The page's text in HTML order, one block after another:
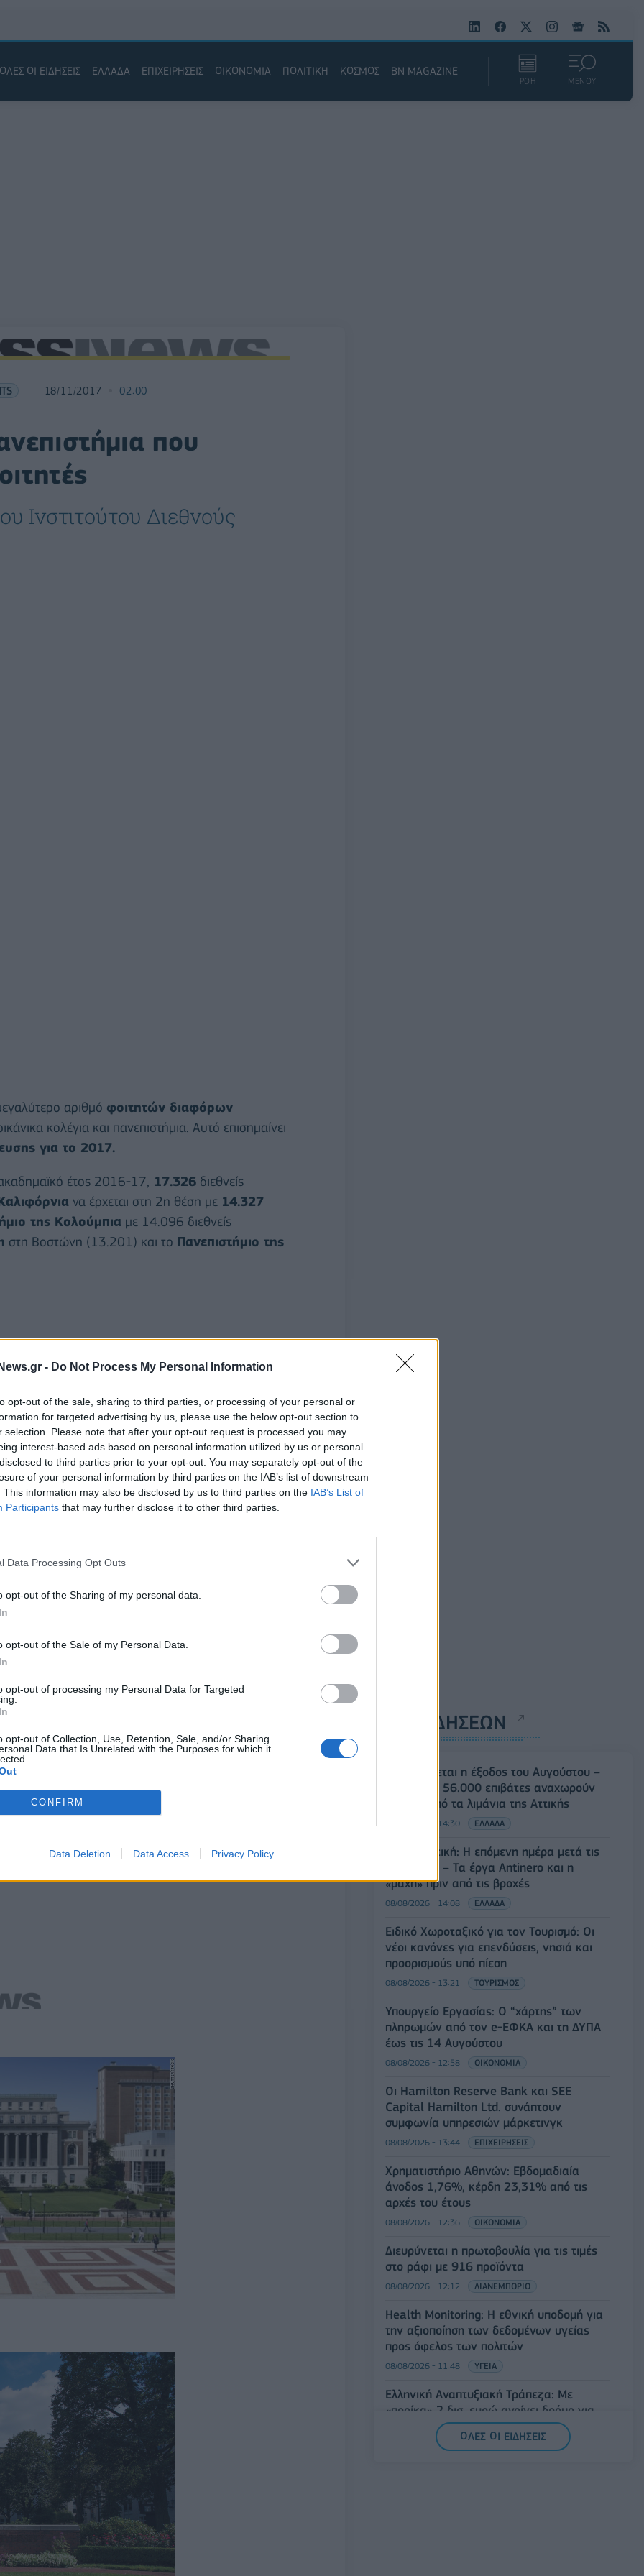
- Do Not Process My Personal Information
opt-out of the sale, sharing to third parties, or processing of your personal or
for targeted advertising by us, please use the below opt-out section to
selection. Please note that after your opt-out request is processed you may
interest-based ads based on personal information utilized by us or personal
to third parties prior to your opt-out. You may separately opt-out of the
of your personal information by third parties on the IAB’s list of downstream
This information may also be disclosed by us to third parties on the IAB’s List of
Participants that may further disclose it to other third parties.
Data Processing Opt Outs
opt-out of the Sharing of my personal data.
opt-out of the Sale of my Personal Data.
opt-out of processing my Personal Data for Targeted
opt-out of Collection, Use, Retention, Sale, and/or Sharing
Data that Is Unrelated with the Purposes for which it
CONFIRM
Data Deletion Data Access Privacy Policy
ΟΛΕΣ ΟΙ ΕΙΔΗΣΕΙΣ ΕΛΛΑΔΑ ΕΠΙΧΕΙΡΗΣΕΙΣ ΟΙΚΟΝΟΜΙΑ ΠΟΛΙΤΙΚΗ ΚΟΣΜΟΣ BN MAGAZINE
ΡΟΗ ΜΕΝΟΥ
18/11/2017 02:00
που
Ινστιτούτου Διεθνούς
αριθμό φοιτητών διαφόρων
κολέγια και πανεπιστήμια. Αυτό επισημαίνει
για το 2017.
έτος 2016-17, 17.326 διεθνείς
να έρχεται στη 2η θέση με 14.327
της Κολούμπια με 14.096 διεθνείς
στη Βοστώνη (13.201) και το Πανεπιστήμιο της
αριθμό διεθνών φοιτητών με12.454
τους αλλοδαπούς φοιτητές που σπουδάζουν
το ακαδημαϊκό έτος 2016-17:
ΡΟΗ ΕΙΔΗΣΕΩΝ
Κορυφώνεται η έξοδος του Αυγούστου –
Πάνω από 56.000 επιβάτες αναχωρούν
σήμερα από τα λιμάνια της Αττικής
08/08/2026 - 14:30 ΕΛΛΑΔΑ
Δυτική Αττική: Η επόμενη ημέρα μετά τις
πυρκαγιές – Τα έργα Antinero και η
«μάχη» πριν από τις βροχές
08/08/2026 - 14:08 ΕΛΛΑΔΑ
Ειδικό Χωροταξικό για τον Τουρισμό: Οι
νέοι κανόνες για επενδύσεις, νησιά και
προορισμούς υπό πίεση
08/08/2026 - 13:21 ΤΟΥΡΙΣΜΟΣ
Υπουργείο Εργασίας: Ο “χάρτης” των
πληρωμών από τον e-ΕΦΚΑ και τη ΔΥΠΑ
έως τις 14 Αυγούστου
08/08/2026 - 12:58 ΟΙΚΟΝΟΜΙΑ
Οι Hamilton Reserve Bank και SEE
Capital Hamilton Ltd. συνάπτουν
συμφωνία υπηρεσιών μάρκετινγκ
08/08/2026 - 13:44 ΕΠΙΧΕΙΡΗΣΕΙΣ
Χρηματιστήριο Αθηνών: Εβδομαδιαία
άνοδος 1,76%, κέρδη 23,31% από τις
αρχές του έτους
08/08/2026 - 12:36 ΟΙΚΟΝΟΜΙΑ
Διευρύνεται η πρωτοβουλία για τις τιμές
στο ράφι με 916 προϊόντα
08/08/2026 - 12:12 ΛΙΑΝΕΜΠΟΡΙΟ
Health Monitoring: Η εθνική υποδομή για
την αξιοποίηση των δεδομένων υγείας
προς όφελος των πολιτών
08/08/2026 - 11:48 ΥΓΕΙΑ
Ελληνική Αναπτυξιακή Τράπεζα: Με
«προίκα» 2 δισ. ευρώ ανοίγει δρόμο για
δάνεια έως 5 δισ. σε μικρομεσαίες
08/08/2026 - 11:22
ΟΛΕΣ ΟΙ ΕΙΔΗΣΕΙΣ